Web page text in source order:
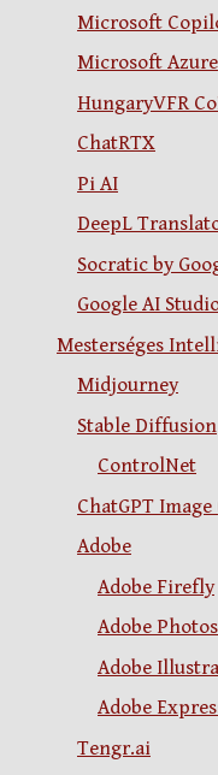
Microsoft
Microsoft Azure
HungaryVFR
ChatRTX
Pi AI
DeepL
Socratic by
Google AI
Mesterséges
Midjourney
Stable Diffusion
ControlNet
ChatGPT Image
Adobe
Adobe Firefly
Adobe
Adobe
Adobe
Tengr.ai